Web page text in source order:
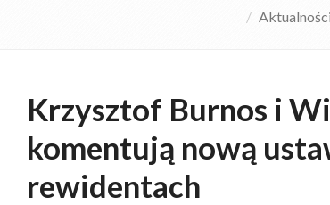
Aktualności
Krzysztof Burnos i
komentują nową
rewidentach